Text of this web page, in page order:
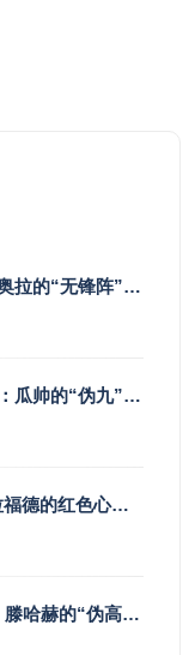
曼城 vs 热刺直播：瓜迪奥拉的“无锋阵”是天才设计还是自废武功？
曼城 vs 切尔西直播复盘：瓜帅的“伪九”陷阱，如何绞杀蓝军的“三中卫”？
曼联对阵利物浦，老特拉福德的红色心跳与蓝色暗涌
曼联vs切尔西直播复盘：滕哈赫的“伪高位”与波切蒂诺的“无锋阵”，谁更拧巴？